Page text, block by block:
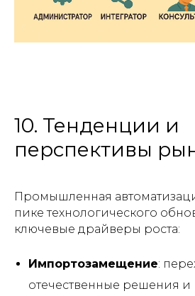
10. Тенденции и
перспективы
Промышленная
пике технологического
ключевые драйверы роста:
Импортозамещение:
отечественные решения и